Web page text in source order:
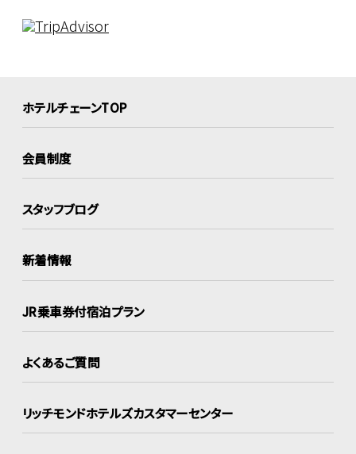
ホテルチェーンTOP
会員制度
スタッフブログ
新着情報
JR乗車券付宿泊プラン
よくあるご質問
リッチモンドホテルズカスタマーセンター